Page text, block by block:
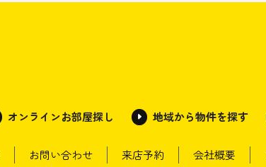
オンラインお部屋探し 地域から物件を探す
お問い合わせ 来店予約 会社概要